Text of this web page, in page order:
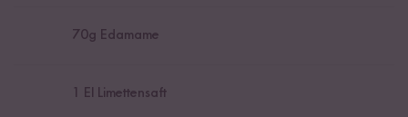
70g Edamame
1 El Limettensaft